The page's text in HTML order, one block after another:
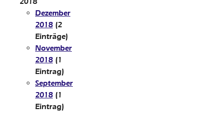
Dezember
2018 (2
Einträge)
November
2018 (1
Eintrag)
September
2018 (1
Eintrag)